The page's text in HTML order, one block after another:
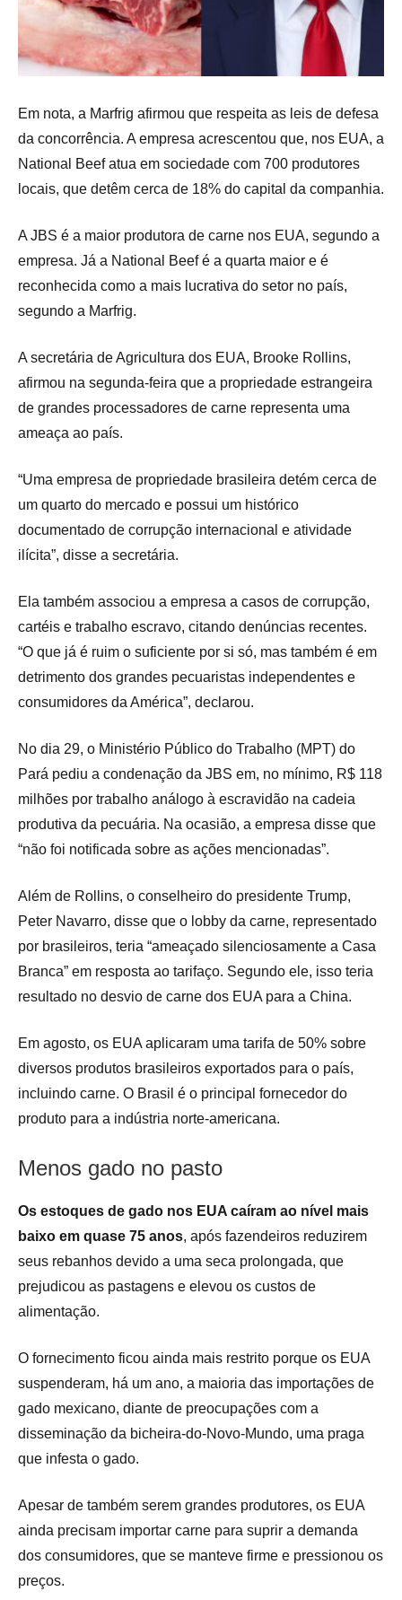
Em nota, a Marfrig afirmou que respeita as leis de defesa
da concorrência. A empresa acrescentou que, nos EUA, a
National Beef atua em sociedade com 700 produtores
locais, que detêm cerca de 18% do capital da companhia.
A JBS é a maior produtora de carne nos EUA, segundo a
empresa. Já a National Beef é a quarta maior e é
reconhecida como a mais lucrativa do setor no país,
segundo a Marfrig.
A secretária de Agricultura dos EUA, Brooke Rollins,
afirmou na segunda-feira que a propriedade estrangeira
de grandes processadores de carne representa uma
ameaça ao país.
“Uma empresa de propriedade brasileira detém cerca de
um quarto do mercado e possui um histórico
documentado de corrupção internacional e atividade
ilícita”, disse a secretária.
Ela também associou a empresa a casos de corrupção,
cartéis e trabalho escravo, citando denúncias recentes.
“O que já é ruim o suficiente por si só, mas também é em
detrimento dos grandes pecuaristas independentes e
consumidores da América”, declarou.
No dia 29, o Ministério Público do Trabalho (MPT) do
Pará pediu a condenação da JBS em, no mínimo, R$ 118
milhões por trabalho análogo à escravidão na cadeia
produtiva da pecuária. Na ocasião, a empresa disse que
“não foi notificada sobre as ações mencionadas”.
Além de Rollins, o conselheiro do presidente Trump,
Peter Navarro, disse que o lobby da carne, representado
por brasileiros, teria “ameaçado silenciosamente a Casa
Branca” em resposta ao tarifaço. Segundo ele, isso teria
resultado no desvio de carne dos EUA para a China.
Em agosto, os EUA aplicaram uma tarifa de 50% sobre
diversos produtos brasileiros exportados para o país,
incluindo carne. O Brasil é o principal fornecedor do
produto para a indústria norte-americana.
Menos gado no pasto
Os estoques de gado nos EUA caíram ao nível mais
baixo em quase 75 anos, após fazendeiros reduzirem
seus rebanhos devido a uma seca prolongada, que
prejudicou as pastagens e elevou os custos de
alimentação.
O fornecimento ficou ainda mais restrito porque os EUA
suspenderam, há um ano, a maioria das importações de
gado mexicano, diante de preocupações com a
disseminação da bicheira-do-Novo-Mundo, uma praga
que infesta o gado.
Apesar de também serem grandes produtores, os EUA
ainda precisam importar carne para suprir a demanda
dos consumidores, que se manteve firme e pressionou os
preços.